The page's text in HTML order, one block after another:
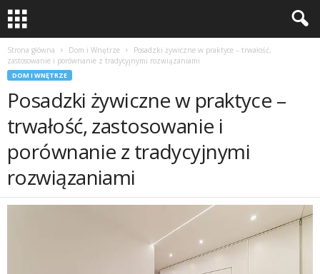
Strona główna Dom i Wnętrze
Posadzki żywiczne w praktyce – trwałość,
zastosowanie i porównanie z tradycyjnymi rozwiązaniami
DOM I WNĘTRZE
Posadzki żywiczne w praktyce –
trwałość, zastosowanie i
porównanie z tradycyjnymi
rozwiązaniami